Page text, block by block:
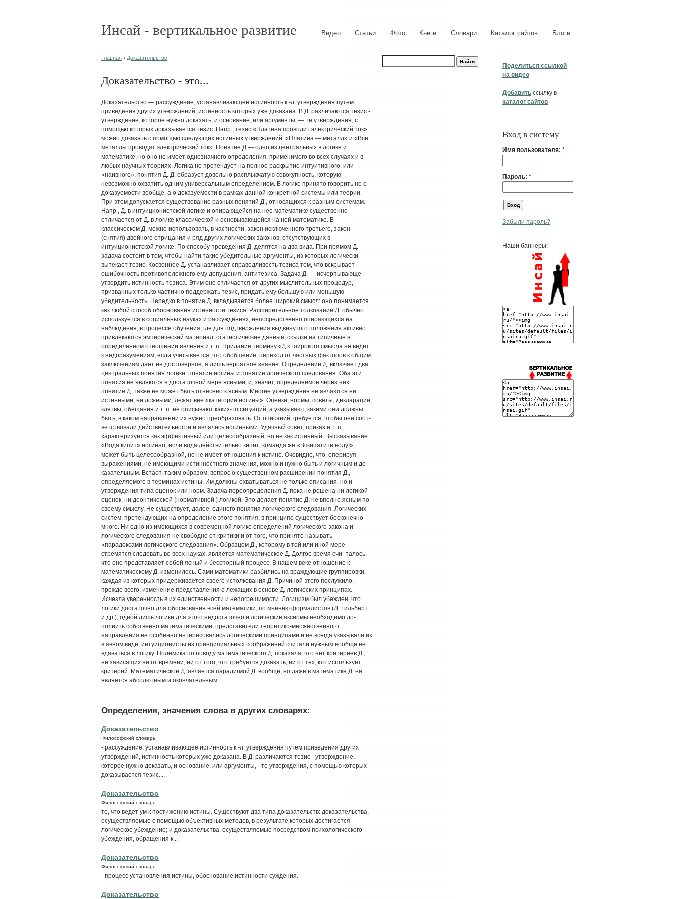
Инсай - вертикальное развитие Видео Статьи Фото Книги Словари Каталог сайтов Блоги
Поделиться ссылкой
на видео
Добавить ссылку в
каталог сайтов
Вход в систему
Имя пользователя: *
Пароль: *
Забыли пароль?
Наши баннеры:
Главная › Доказательство
Доказательство - это...
Доказательство — рассуждение, устанавливающее истин­ность к.-л. утверждения путем
приведения других утверждений, истинность которых уже доказана. В Д. различаются тезис -
ут­верждение, которое нужно доказать, и основание, или ар­гументы, — те утверждения, с
помощью которых доказывается тезис. Напр., тезис «Платина проводит электрический ток»
мож­но доказать с помощью следующих истинных утверждений: «Пла­тина — металл» и «Все
металлы проводят электрический ток». Понятие Д.— одно из центральных в логике и
математике, но оно не имеет однозначного определения, применимого во всех случаях и в
любых научных теориях. Логика не претендует на полное раскрытие интуитивного, или
«наивного», понятия Д. Д. образует довольно расплывчатую сово­купность, которую
невозможно охватить одним универсальным определением. В логике принято говорить не о
доказуемости вооб­ще, а о доказуемости в рамках данной конкретной системы или теории.
При этом допускается существование разных понятий Д., относящихся к разным системам.
Напр., Д. в интуиционистской логике и опирающейся на нее математике существенно
отличает­ся от Д. в логике классической и основывающейся на ней математи­ке. В
классическом Д. можно использовать, в частности, закон исклю­ченного третьего, закон
(снятия) двойного отрицания и ряд других логических законов, отсутствующих в
интуиционистской логике. По способу проведения Д. делятся на два вида. При прямом Д.
задача состоит в том, чтобы найти такие убедительные аргумен­ты, из которых логически
вытекает тезис. Косвенное Д. устанавли­вает справедливость тезиса тем, что вскрывает
ошибочность про­тивоположного ему допущения, антитезиса. Задача Д. — исчерпывающе
утвердить истинность тезиса. Этим оно отличается от других мыслительных процедур,
призванных только частично поддержать тезис, придать ему большую или мень­шую
убедительность. Нередко в понятие Д. вкладывается более широкий смысл: оно понимается
как любой способ обоснования истинности тезиса. Расширительное толкование Д. обычно
используется в социальных науках и рассуждениях, непосредственно опирающихся на
наблю­дения; в процессе обучения, где для подтверждения выдвинутого положения активно
привлекаются эмпирический материал, ста­тистические данные, ссылки на типичные в
определенном отно­шении явления и т. п. Придание термину «Д.» широкого смысла не ведет
к недоразу­мениям, если учитывается, что обобщение, переход от частных факторов к общим
заключениям дает не достоверное, а лишь ве­роятное знание. Определение Д. включает два
центральных понятия логики: по­нятие истины и понятие логического следования. Оба эти
понятия не являются в достаточной мере ясными, и, значит, определяемое через них
понятие Д. также не может быть отнесено к ясным. Многие утверждения не являются ни
истинными, ни ложны­ми, лежат вне «категории истины». Оценки, нормы, советы, дек­ларации,
клятвы, обещания и т. п. не описывают каких-то ситуа­ций, а указывают, какими они должны
быть, в каком направлении их нужно преобразовать. От описаний требуется, чтобы они соот­
ветствовали действительности и являлись истинными. Удачный совет, приказ и т. п.
характеризуется как эффективный или целе­сообразный, но не как истинный. Высказывание
«Вода кипит» истинно, если вода действительно кипит; команда же «Вскипяти­те воду!»
может быть целесообразной, но не имеет отношения к истине. Очевидно, что, оперируя
выражениями, не имеющими истинностного значения, можно и нужно быть и логичным и до­
казательным. Встает, таким образом, вопрос о существенном рас­ширении понятия Д.,
определяемого в терминах истины. Им дол­жны охватываться не только описания, но и
утверждения типа оценок или норм. Задача переопределения Д. пока не решена ни логикой
оценок, ни деонтической (нормативной.) логикой. Это де­лает понятие Д. не вполне ясным по
своему смыслу. Не существует, далее, единого понятия логического следова­ния. Логических
систем, претендующих на определение этого по­нятия, в принципе существует бесконечно
много. Ни одно из име­ющихся в современной логике определений логического закона и
логического следования не свободно от критики и от того, что принято называть
«парадоксами логического следования». Образцом Д., которому в той или иной мере
стремятся следо­вать во всех науках, является математическое Д. Долгое время счи- талось,
что оно представляет собой ясный и бесспорный про­цесс. В нашем веке отношение к
математическому Д. изменилось. Сами математики разбились на враждующие группировки,
каж­дая из которых придерживается своего истолкования Д. Причи­ной этого послужило,
прежде всего, изменение представления о лежащих в основе Д. логических принципах.
Исчезла уверенность в их единственности и непогрешимости. Логицизм был убежден, что
логики достаточно для обоснования всей математики; по мнению формалистов (Д. Гильберт
и др.), одной лишь логики для этого недостаточно и логические аксиомы необходимо до­
полнить собственно математическими; представители теорети­ко-множественного
направления не особенно интересовались логическими принципами и не всегда указывали их
в явном виде; интуиционисты из принципиальных соображений считали нуж­ным вообще не
вдаваться в логику. Полемика по поводу матема­тического Д. показала, что нет критериев Д.,
не зависящих ни от времени, ни от того, что требуется доказать, ни от тех, кто ис­пользует
критерий. Математическое Д. является парадигмой Д. вообще, но даже в математике Д. не
является абсолютным и окон­чательным.
Определения, значения слова в других словарях:
Доказательство
Философский словарь
- рассуждение, устанавливающее истинность к.-л. утверждения путем приведения других
утверждений, истинность которых уже доказана. В Д. различаются тезис - утверждение,
которое нужно доказать, и основание, или аргументы, - те утверждения, с помощью которых
доказывается тезис....
Доказательство
Философский словарь
то, что ведет ум к постижению истины. Существуют два типа доказательств: доказательства,
осуществляемые с помощью объективных методов, в результате которых достигается
логическое убеждение; и доказательства, осуществляемые посредством психологического
убеждения, обращения к...
Доказательство
Философский словарь
- процесс установления истины, обоснование истинности суждения.
Доказательство